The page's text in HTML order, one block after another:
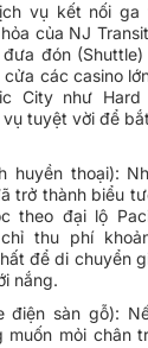
vụ kết nối
của NJ
đón (Shuttle)
các casino
City như Hard
tuyệt vời để
huyền thoại):
trở thành biểu
theo đại lộ
chỉ thu phí
để di chuyển
nắng.
điện sàn gỗ):
muốn mỏi chân